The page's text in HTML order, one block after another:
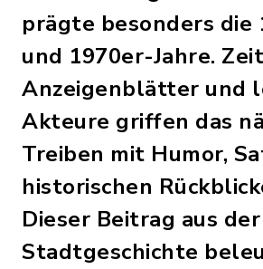
prägte besonders die
und 1970er-Jahre.
Anzeigenblätter und
Akteure griffen das
Treiben mit Humor,
historischen
Dieser Beitrag aus der
Stadtgeschichte